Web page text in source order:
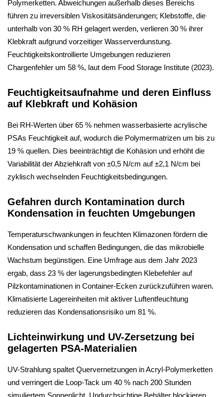
Polymerketten. Abweichungen außerhalb dieses Bereichs
führen zu irreversiblen Viskositätsänderungen; Klebstoffe, die
unterhalb von 30 % RH gelagert werden, verlieren 30 % ihrer
Klebkraft aufgrund vorzeitiger Wasserverdunstung.
Feuchtigkeitskontrollierte Umgebungen reduzieren
Chargenfehler um 58 %, laut dem Food Storage Institute (2023).
Feuchtigkeitsaufnahme und deren Einfluss
auf Klebkraft und Kohäsion
Bei RH-Werten über 65 % nehmen wasserbasierte acrylische
PSAs Feuchtigkeit auf, wodurch die Polymermatrizen um bis zu
19 % quellen. Dies beeinträchtigt die Kohäsion und erhöht die
Variabilität der Abziehkraft von ±0,5 N/cm auf ±2,1 N/cm bei
zyklisch wechselnden Feuchtigkeitsbedingungen.
Gefahren durch Kontamination durch
Kondensation in feuchten Umgebungen
Temperaturschwankungen in feuchten Klimazonen fördern die
Kondensation und schaffen Bedingungen, die das mikrobielle
Wachstum begünstigen. Eine Umfrage aus dem Jahr 2023
ergab, dass 23 % der lagerungsbedingten Klebefehler auf
Pilzkontaminationen in Container-Ecken zurückzuführen waren.
Klimatisierte Lagereinheiten mit aktiver Luftentfeuchtung
reduzieren das Kondensationsrisiko um 81 %.
Lichteinwirkung und UV-Zersetzung bei
gelagerten PSA-Materialien
UV-Strahlung spaltet Quervernetzungen in Acryl-Polymerketten
und verringert die Loop-Tack um 40 % nach 200 Stunden
simuliertem Sonnenlicht. Undurchsichtige Behälter blockieren